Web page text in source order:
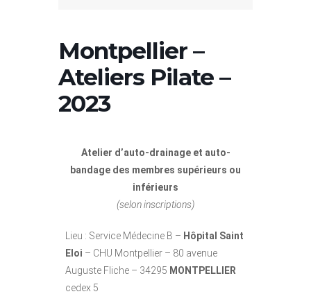
Montpellier –
Ateliers Pilate –
2023
Atelier d’auto-drainage et auto-
bandage des membres supérieurs ou
inférieurs
(selon inscriptions)
Lieu : Service Médecine B – Hôpital Saint
Eloi – CHU Montpellier – 80 avenue
Auguste Fliche – 34295 MONTPELLIER
cedex 5